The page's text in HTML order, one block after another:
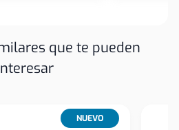
que te pueden
NUEVO